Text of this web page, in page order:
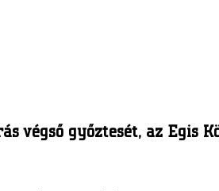
végső győztesét, az Egis